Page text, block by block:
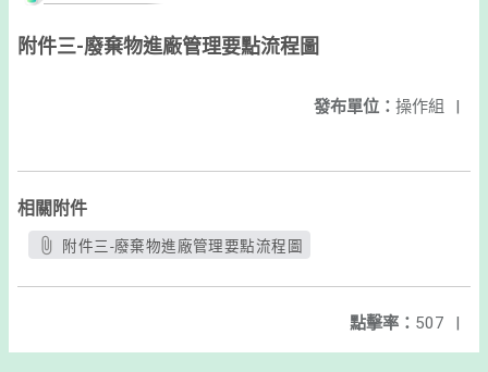
附件三-廢棄物進廠管理要點流程圖
發布單位： 操作組 |
相關附件
附件三-廢棄物進廠管理要點流程圖
點擊率： 507 |